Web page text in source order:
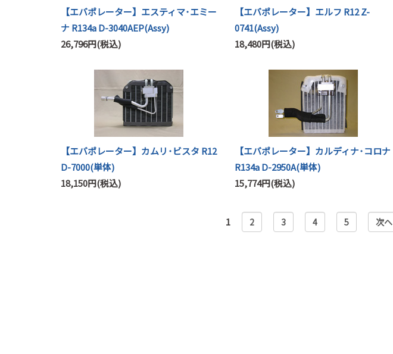
【エバポレーター】エスティマ･エミー
ナ R134a D-3040AEP(Assy)
26,796円(税込)
【エバポレーター】エルフ R12 Z-
0741(Assy)
18,480円(税込)
【エバポレーター】カムリ･ビスタ R12
D-7000(単体)
18,150円(税込)
【エバポレーター】カルディナ･コロナ
R134a D-2950A(単体)
15,774円(税込)
1 2 3 4 5 次へ